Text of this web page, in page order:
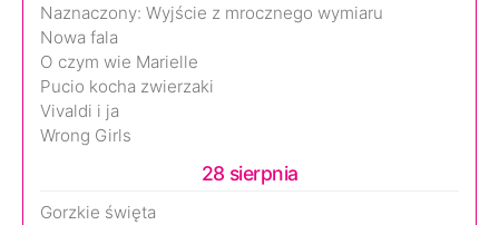
Naznaczony: Wyjście z mrocznego wymiaru
Nowa fala
O czym wie Marielle
Pucio kocha zwierzaki
Vivaldi i ja
Wrong Girls
28 sierpnia
Gorzkie święta